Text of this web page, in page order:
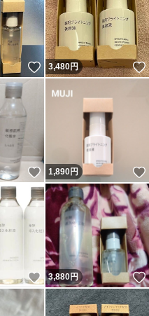
いいね！
3,480円
いいね！
1,890円
いいね！
3,880円